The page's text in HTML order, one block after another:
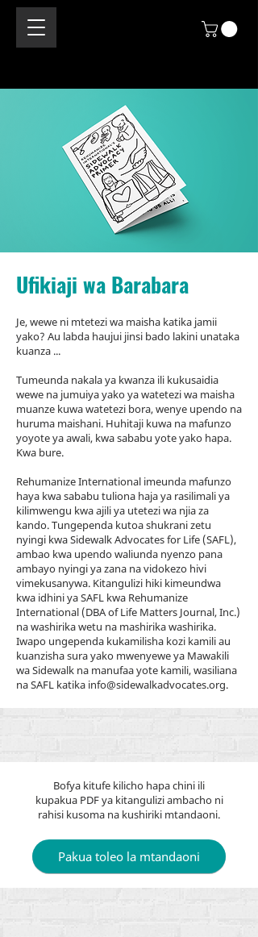
Ufikiaji wa Barabara
Je, wewe ni mtetezi wa maisha katika jamii
yako? Au labda haujui jinsi bado lakini unataka
kuanza ...
Tumeunda nakala ya kwanza ili kukusaidia
wewe na jumuiya yako ya watetezi wa maisha
muanze kuwa watetezi bora, wenye upendo na
huruma maishani. Huhitaji kuwa na mafunzo
yoyote ya awali, kwa sababu yote yako hapa.
Kwa bure.
Rehumanize International imeunda mafunzo
haya kwa sababu tuliona haja ya rasilimali ya
kilimwengu kwa ajili ya utetezi wa njia za
kando. Tungependa kutoa shukrani zetu
nyingi kwa Sidewalk Advocates for Life (SAFL),
ambao kwa upendo waliunda nyenzo pana
ambayo nyingi ya zana na vidokezo hivi
vimekusanywa. Kitangulizi hiki kimeundwa
kwa idhini ya SAFL kwa Rehumanize
International (DBA of Life Matters Journal, Inc.)
na washirika wetu na mashirika washirika.
Iwapo ungependa kukamilisha kozi kamili au
kuanzisha sura yako mwenyewe ya Mawakili
wa Sidewalk na manufaa yote kamili, wasiliana
na SAFL katika info@sidewalkadvocates.org.
Bofya kitufe kilicho hapa chini ili
kupakua PDF ya kitangulizi ambacho ni
rahisi kusoma na kushiriki mtandaoni.
Pakua toleo la mtandaoni